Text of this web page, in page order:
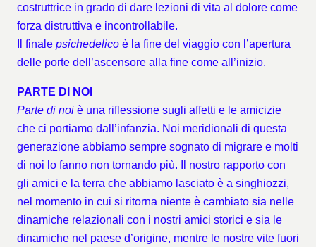
costruttrice in grado di dare lezioni di vita al dolore come
forza distruttiva e incontrollabile.
Il finale psichedelico è la fine del viaggio con l’apertura
delle porte dell’ascensore alla fine come all’inizio.
PARTE DI NOI
Parte di noi è una riflessione sugli affetti e le amicizie
che ci portiamo dall’infanzia. Noi meridionali di questa
generazione abbiamo sempre sognato di migrare e molti
di noi lo fanno non tornando più. Il nostro rapporto con
gli amici e la terra che abbiamo lasciato è a singhiozzi,
nel momento in cui si ritorna niente è cambiato sia nelle
dinamiche relazionali con i nostri amici storici e sia le
dinamiche nel paese d’origine, mentre le nostre vite fuori